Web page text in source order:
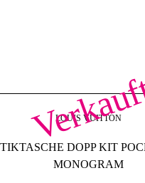
LOUIS VUITTON
DOPP KIT
MONOGRAM